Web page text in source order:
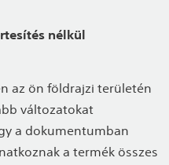
nélkül
az ön földrajzi területén
változatokat
a dokumentumban
a termék összes